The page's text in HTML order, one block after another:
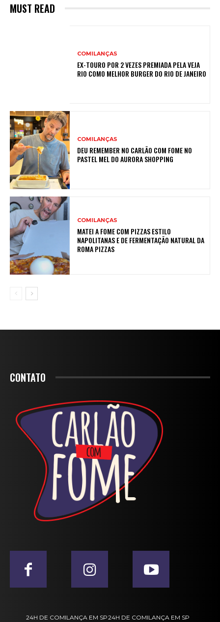
MUST READ
COMILANÇAS
EX-TOURO POR 2 VEZES PREMIADA PELA VEJA
RIO COMO MELHOR BURGER DO RIO DE JANEIRO
COMILANÇAS
DEU REMEMBER NO CARLÃO COM FOME NO
PASTEL MEL DO AURORA SHOPPING
COMILANÇAS
MATEI A FOME COM PIZZAS ESTILO
NAPOLITANAS E DE FERMENTAÇÃO NATURAL DA
ROMA PIZZAS
CONTATO
24H DE COMILANÇA EM SP24H DE COMILANÇA EM SP